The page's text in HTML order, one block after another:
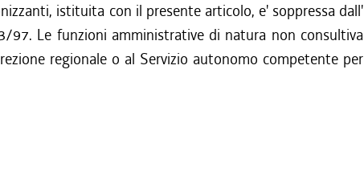
istituita con il presente articolo, e' soppressa dall'
97. Le funzioni amministrative di natura non consultiva
regionale o al Servizio autonomo competente per